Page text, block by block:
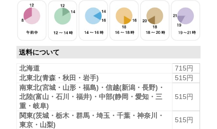
送料について
北海道
715円
北東北(青森・秋田・岩手)
515円
南東北(宮城・山形・福島)・信越(新潟・長野)・
北陸(富山・石川・福井)・中部(静岡・愛知・三
重・岐阜)
515円
関東(茨城・栃木・群馬・埼玉・千葉・神奈川・
東京・山梨)
515円